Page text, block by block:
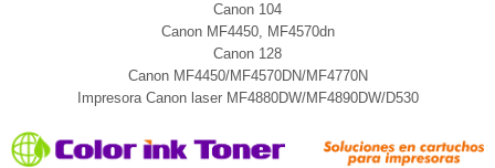
Canon 104
Canon MF4450, MF4570dn
Canon 128
Canon MF4450/MF4570DN/MF4770N
Impresora Canon laser MF4880DW/MF4890DW/D530